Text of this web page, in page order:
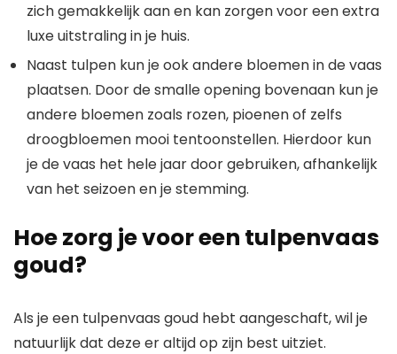
zich gemakkelijk aan en kan zorgen voor een extra
luxe uitstraling in je huis.
Naast tulpen kun je ook andere bloemen in de vaas
plaatsen. Door de smalle opening bovenaan kun je
andere bloemen zoals rozen, pioenen of zelfs
droogbloemen mooi tentoonstellen. Hierdoor kun
je de vaas het hele jaar door gebruiken, afhankelijk
van het seizoen en je stemming.
Hoe zorg je voor een tulpenvaas
goud?
Als je een tulpenvaas goud hebt aangeschaft, wil je
natuurlijk dat deze er altijd op zijn best uitziet.